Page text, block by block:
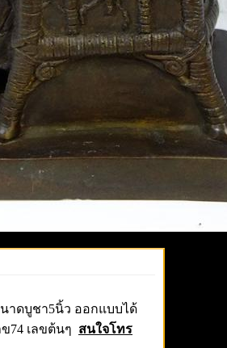
าดบูชา5นิ้ว ออกแบบได้
74 เลขต้นๆ สนใจโทร